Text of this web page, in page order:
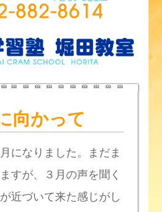
向かって
になりました。まだま
すが、３月の声を聞く
近づいて来た感じがし